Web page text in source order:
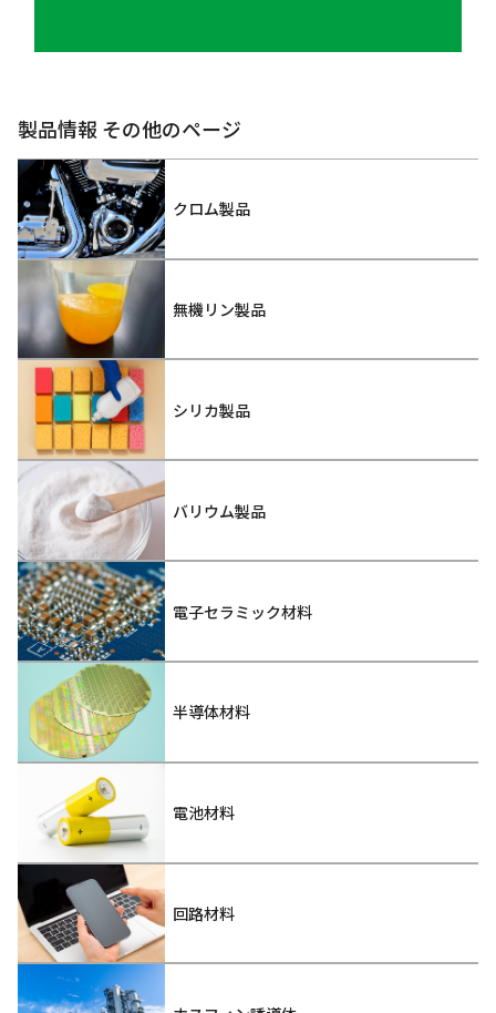
製品情報 その他のページ
クロム製品
無機リン製品
シリカ製品
バリウム製品
電子セラミック材料
半導体材料
電池材料
回路材料